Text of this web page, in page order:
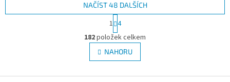
O
v
l
á
NAČÍST 48 DALŠÍCH
S
t
r
á
n
k
v
1 4
182položek celkem
NAHORU